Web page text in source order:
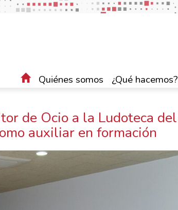
Quiénes somos ¿Qué hacemos?
de Ocio a la Ludoteca del
auxiliar en formación